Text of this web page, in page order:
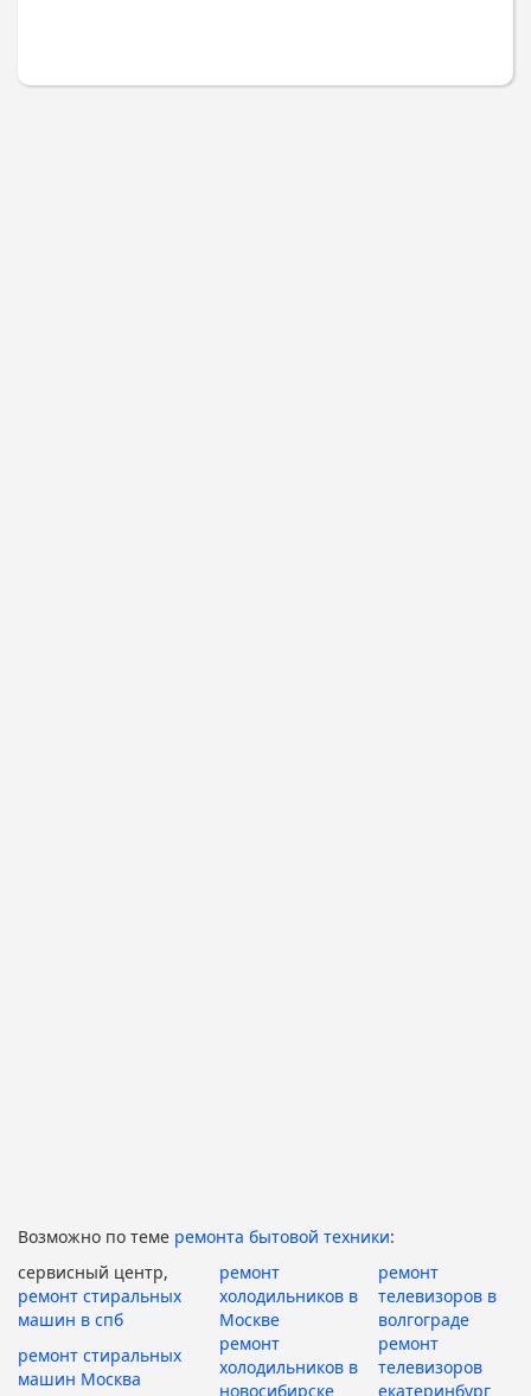
Возможно по теме ремонта бытовой техники:
сервисный центр,
ремонт стиральных
машин в спб
ремонт
холодильников в
Москве
ремонт
телевизоров в
волгограде
ремонт стиральных
машин Москва
ремонт
холодильников в
новосибирске
ремонт
телевизоров
екатеринбург